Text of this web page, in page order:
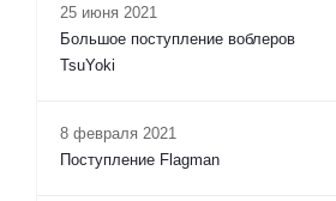
25 июня 2021
Большое поступление воблеров
TsuYoki
8 февраля 2021
Поступление Flagman